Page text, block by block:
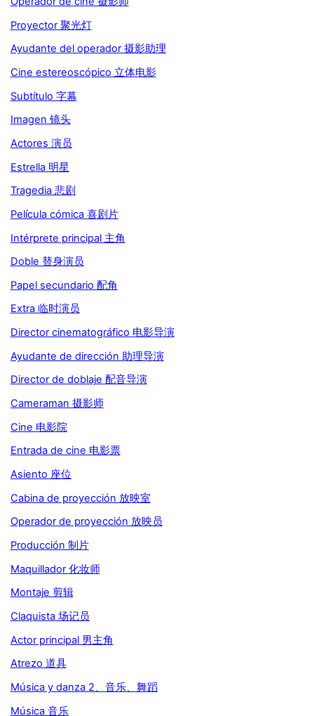
Proyector 聚光灯
Ayudante del operador 摄影助理
Cine estereoscópico 立体电影
Subtítulo 字幕
Imagen 镜头
Actores 演员
Estrella 明星
Tragedia 悲剧
Película cómica 喜剧片
Intérprete principal 主角
Doble 替身演员
Papel secundario 配角
Extra 临时演员
Director cinematográfico 电影导演
Ayudante de dirección 助理导演
Director de doblaje 配音导演
Cameraman 摄影师
Cine 电影院
Entrada de cine 电影票
Asiento 座位
Cabina de proyección 放映室
Operador de proyección 放映员
Producción 制片
Maquillador 化妆师
Montaje 剪辑
Claquista 场记员
Actor principal 男主角
Atrezo 道具
Música y danza 2、音乐、舞蹈
Música 音乐